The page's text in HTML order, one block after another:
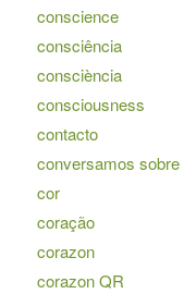
conscience
consciência
consciència
consciousness
contacto
conversamos sobre
cor
coração
corazon
corazon QR